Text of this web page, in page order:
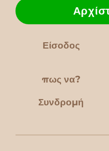
Είσοδος
πως να?
Συνδρομή